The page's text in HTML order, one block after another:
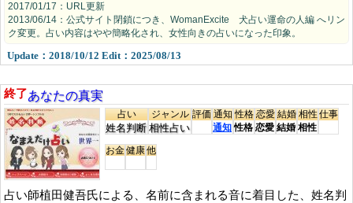
2017/01/17：URL更新
2013/06/14：公式サイト閉鎖につき、WomanExcite 犬占い運命の人編 へリン
ク変更。占い内容はやや簡略化され、女性向きの占いになった印象。
Update：2018/10/12 Edit：2025/08/13
終了あなたの真実
占い
姓名判断
ジャンル
相性占い
評価通知
通知
性格
性格
恋愛
恋愛
結婚
結婚
相性
相性
仕事
お金健康他
占い師植田健吾氏による、名前に含まれる音に着目した、姓名判